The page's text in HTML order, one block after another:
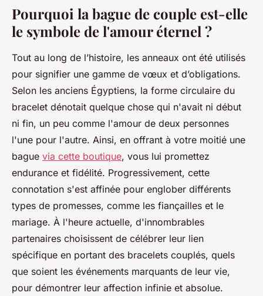
Pourquoi la bague de couple est-elle
le symbole de l'amour éternel ?
Tout au long de l’histoire, les anneaux ont été utilisés
pour signifier une gamme de vœux et d’obligations.
Selon les anciens Égyptiens, la forme circulaire du
bracelet dénotait quelque chose qui n'avait ni début
ni fin, un peu comme l'amour de deux personnes
l'une pour l'autre. Ainsi, en offrant à votre moitié une
bague via cette boutique, vous lui promettez
endurance et fidélité. Progressivement, cette
connotation s'est affinée pour englober différents
types de promesses, comme les fiançailles et le
mariage. À l'heure actuelle, d'innombrables
partenaires choisissent de célébrer leur lien
spécifique en portant des bracelets couplés, quels
que soient les événements marquants de leur vie,
pour démontrer leur affection infinie et absolue.